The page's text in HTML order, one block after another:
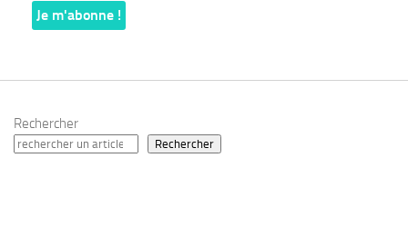
Rechercher
Rechercher